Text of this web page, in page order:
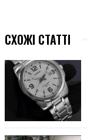
СХОЖІ СТАТТІ